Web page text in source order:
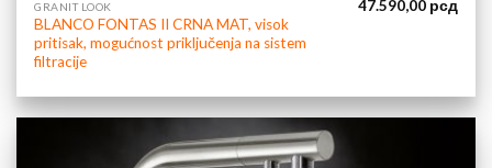
GRANIT LOOK
BLANCO FONTAS II CRNA MAT, visok
pritisak, mogućnost priključenja na sistem
filtracije
47.590,00 рсд